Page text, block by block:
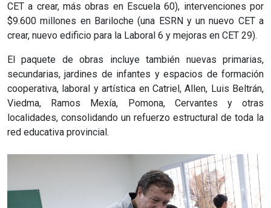
CET a crear, más obras en Escuela 60), intervenciones por
$9.600 millones en Bariloche (una ESRN y un nuevo CET a
crear, nuevo edificio para la Laboral 6 y mejoras en CET 29).
El paquete de obras incluye también nuevas primarias,
secundarias, jardines de infantes y espacios de formación
cooperativa, laboral y artística en Catriel, Allen, Luis Beltrán,
Viedma, Ramos Mexía, Pomona, Cervantes y otras
localidades, consolidando un refuerzo estructural de toda la
red educativa provincial.